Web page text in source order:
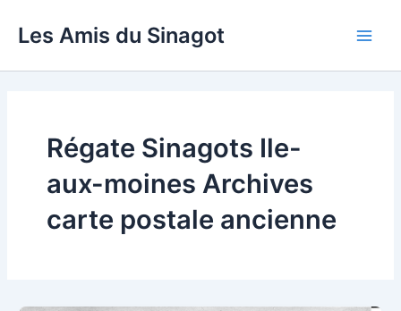
Les Amis du Sinagot
Régate Sinagots Ile-
aux-moines Archives
carte postale ancienne